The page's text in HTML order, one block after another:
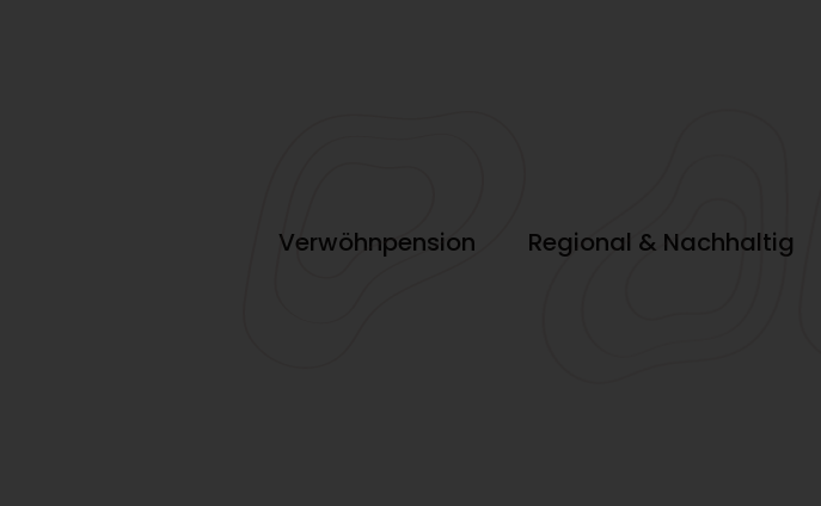
Verwöhnpension Regional & Nachhaltig